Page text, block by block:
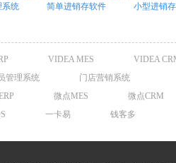
系统 简单进销存软件 小型进销
VIDEA MES
VIDEA
管理系统
门店营销系统
微点MES
微点CRM
一卡易 钱客多